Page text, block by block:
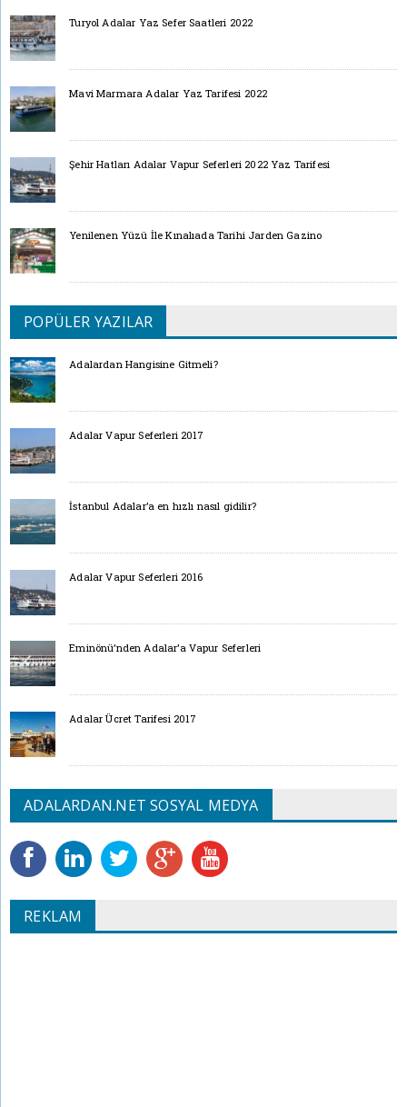
Turyol Adalar Yaz Sefer Saatleri 2022
Mavi Marmara Adalar Yaz Tarifesi 2022
Şehir Hatları Adalar Vapur Seferleri 2022 Yaz Tarifesi
Yenilenen Yüzü İle Kınalıada Tarihi Jarden Gazino
POPÜLER YAZILAR
Adalardan Hangisine Gitmeli?
Adalar Vapur Seferleri 2017
İstanbul Adalar’a en hızlı nasıl gidilir?
Adalar Vapur Seferleri 2016
Eminönü’nden Adalar’a Vapur Seferleri
Adalar Ücret Tarifesi 2017
ADALARDAN.NET SOSYAL MEDYA
REKLAM